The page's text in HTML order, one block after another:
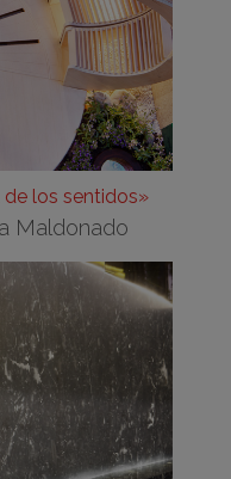
de los sentidos»
Maldonado